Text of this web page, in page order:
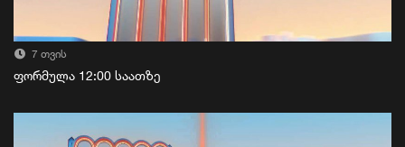
7 თვის
ფორმულა 12:00 საათზე